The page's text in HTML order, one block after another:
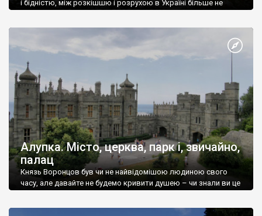
і бідністю, між розкішшю і розрухою в Україні більше не
Алупка. Місто, церква, парк і, звичайно,
палац
Князь Воронцов був чи не найвідомішою людиною свого
часу, але давайте не будемо кривити душею – чи знали ви це